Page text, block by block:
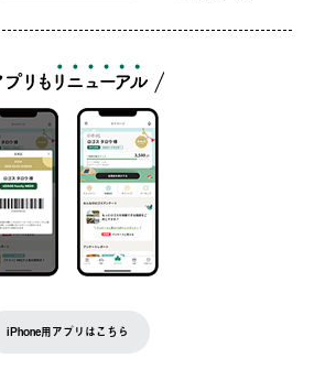
iPhone用アプリはこちら